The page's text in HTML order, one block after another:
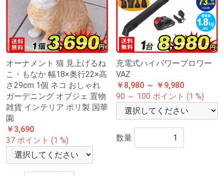
オーナメント 猫 見上げるね
こ・もなか 幅18×奥行22×高
さ29cm 1個 ネコ おしゃれ
ガーデニング オブジェ 置物
雑貨 インテリア ポリ製 国華
園
￥3,690
37 ポイント (1 %)
充電式ハイパワーブロワー
VAZ
￥8,980 ～ ￥9,980
90 ～ 100 ポイント (1 %)
数量